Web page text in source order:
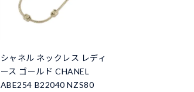
シャネル ネックレス レディ
ース ゴールド CHANEL
ABE254 B22040 NZS80